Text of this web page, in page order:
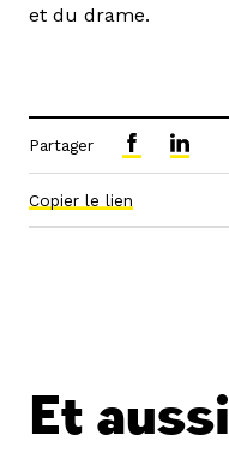
et du drame.
Partager
Copier le lien
Et aussi